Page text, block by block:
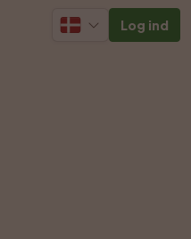
Log ind
Vis alle billeder